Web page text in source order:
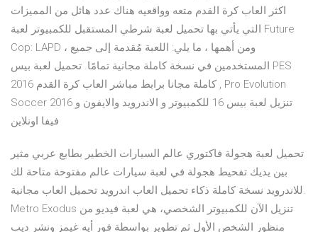
اكثر العاب كرة القدم متعه وواقعيه هناك عدد هائل من المميزات
التي يأتي بها تحميل لعبة شرطي المستقبل للكمبيوتر لعبة Future
Cop: LAPD ، ومن أهمها ، ما يلي: اللعبة مُقدمة إلى جميع
المستخدمين في نسخة كاملة مجانية تمامًا. تحميل لعبة بيس PES
2016 كاملة مجانا برابط مباشر العاب كرة القدم , Pro Evolution
Soccer 2016 تنزيل لعبة بيس 16 للكمبيوتر و الاندرويد والايفون و
فيفا اونلاين
تحميل لعبة هجولة فاكتوري عالم السيارات الخطير بطابع عربي مثير
بين يديك تفحيط هجولة في لعبة سيارات عالم مفتوحة متاحة لك
للاندرويد نسخة كاملة ذكاء تحميل العاب اندرويد تحميل العاب مجانية.
Metro Exodus تنزيل الآن للكمبيوتر الشخصي، هي لعبة فيديو من
منظور الشخص الأول ثم تطوير بواسطة فور أيه غيمز ونشر ديب